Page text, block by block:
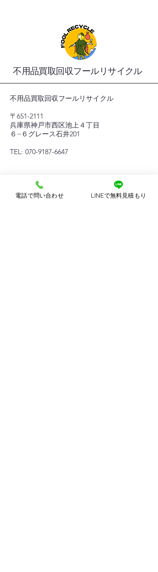
不用品買取回収フールリサイクル
不用品買取回収フールリサイクル
〒651-2111
兵庫県神戸市西区池上４丁目
６−６グレース石井201
TEL: 070-9187-6647
​運営元会社
電話で問い合わせ LINEで無料見積もり